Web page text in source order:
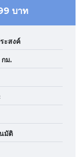
บาท
ะสงค์
ม.
มัติ